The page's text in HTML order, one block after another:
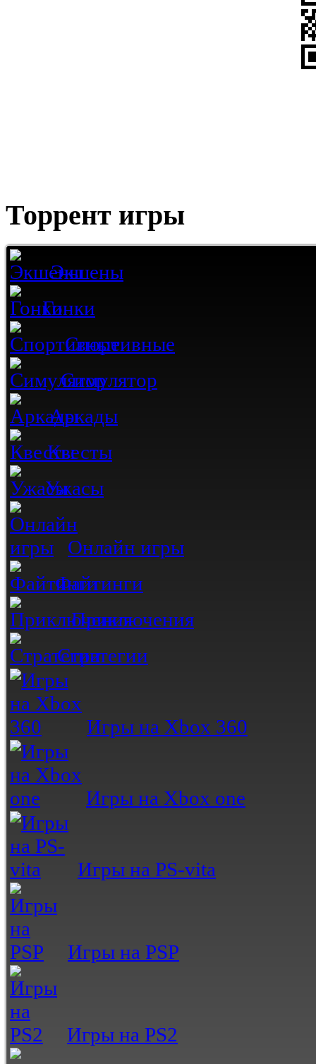
Торрент игры
Экшены
Гонки
Спортивные
Симулятор
Аркады
Квесты
Ужасы
Онлайн игры
Файтинги
Приключения
Стратегии
Игры на Xbox 360
Игры на Xbox one
Игры на PS-vita
Игры на PSP
Игры на PS2